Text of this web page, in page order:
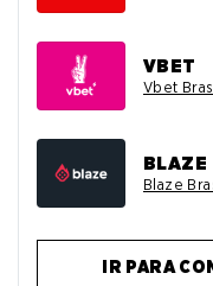
VBET
Vbet
BLAZE
Blaze
IR PARA